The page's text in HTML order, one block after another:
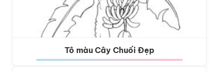
Tô màu Cây Chuối Đẹp